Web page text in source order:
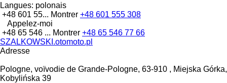
Langues: polonais
+48 601 55... Montrer +48 601 555 308
Appelez-moi
+48 65 546 ... Montrer +48 65 546 77 66
SZALKOWSKI.otomoto.pl
Adresse
Pologne, voïvodie de Grande-Pologne, 63-910 , Miejska Górka,
Kobylińska 39